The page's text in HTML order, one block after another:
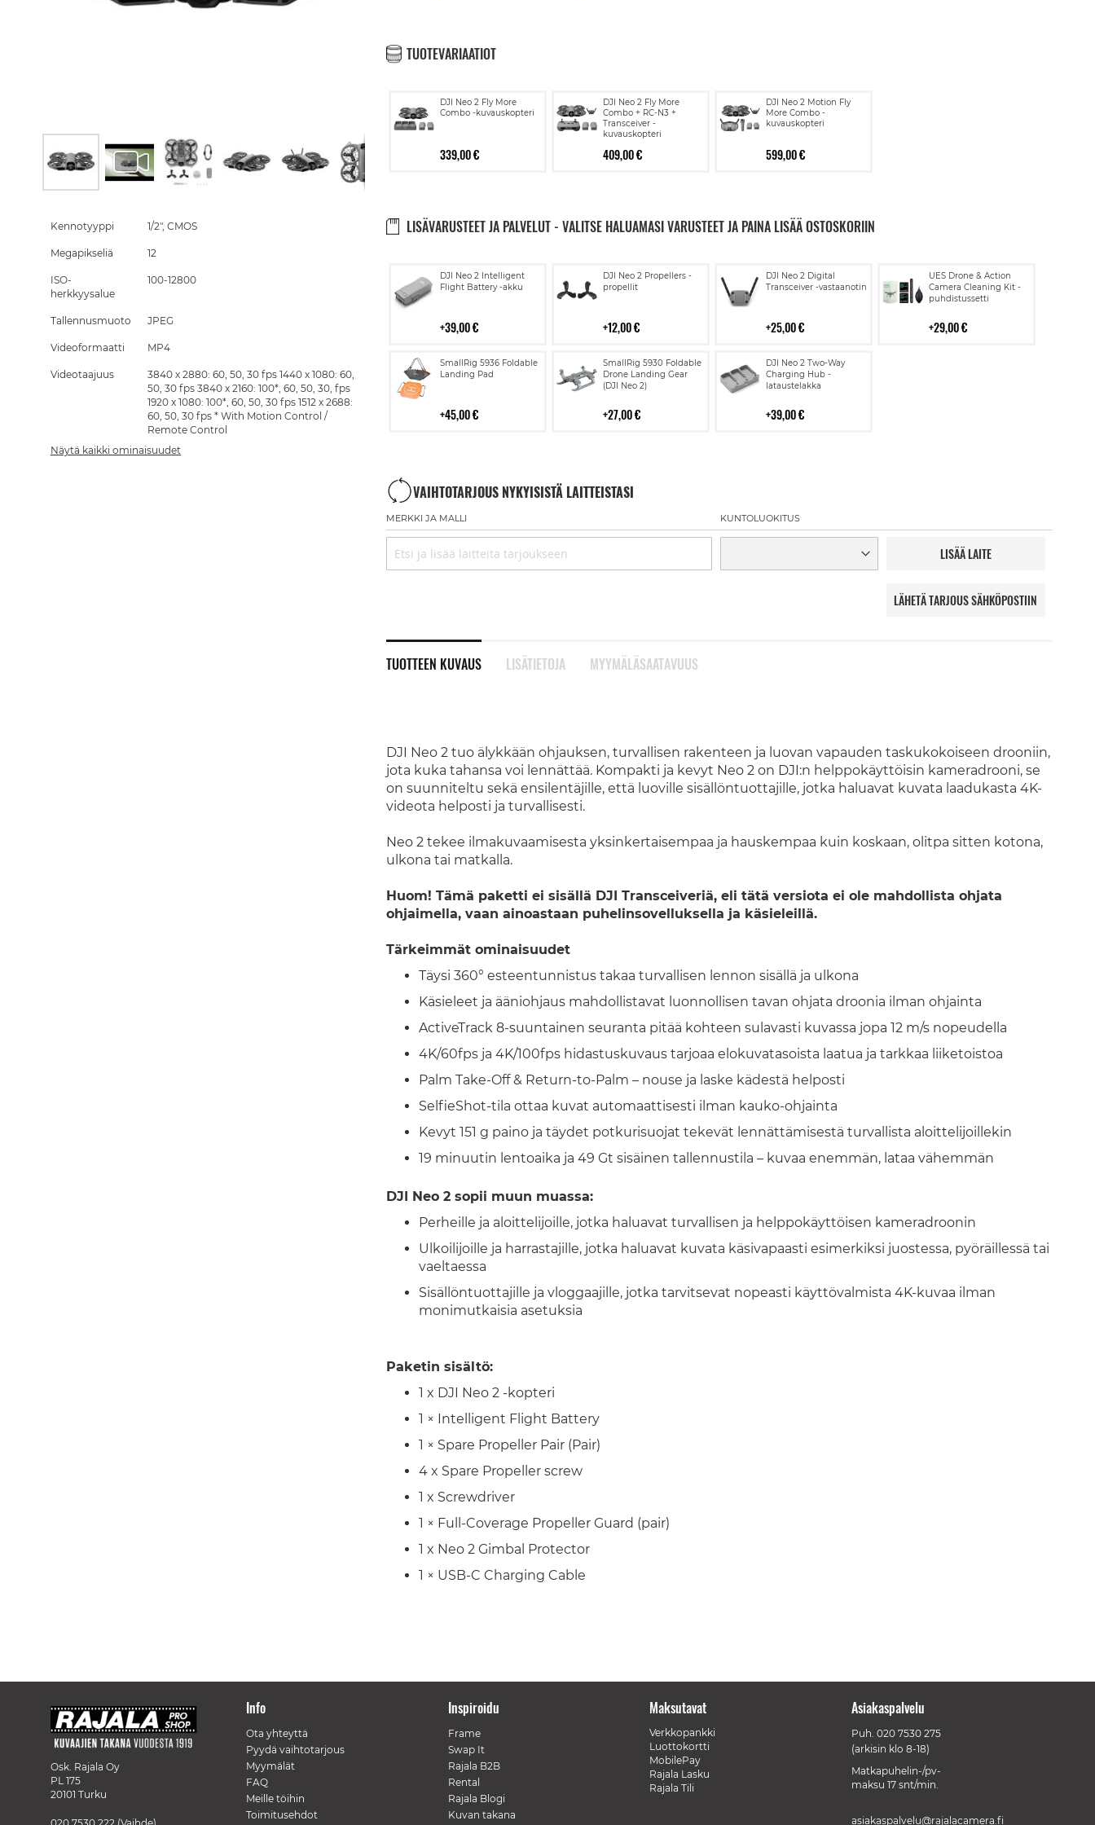
TUOTEVARIAATIOT
DJI Neo 2 Fly More
Combo -kuvauskopteri
339,00 €
DJI Neo 2 Fly More
Combo + RC-N3 +
Transceiver -
kuvauskopteri
409,00 €
DJI Neo 2 Motion Fly
More Combo -
kuvauskopteri
599,00 €
LISÄVARUSTEET JA PALVELUT - VALITSE HALUAMASI VARUSTEET JA PAINA LISÄÄ OSTOSKORIIN
DJI Neo 2 Intelligent
Flight Battery -akku
39,00 €
Lisää
ostoskoriin
DJI Neo 2 Propellers -
propellit
12,00 €
Lisää
ostoskoriin
DJI Neo 2 Digital
Transceiver -vastaanotin
25,00 €
Lisää
ostoskoriin
UES Drone & Action
Camera Cleaning Kit -
puhdistussetti
29,00 €
Lisää
ostoskoriin
SmallRig 5936 Foldable
Landing Pad
45,00 €
Lisää
ostoskoriin
SmallRig 5930 Foldable
Drone Landing Gear
(DJI Neo 2)
27,00 €
Lisää
ostoskoriin
DJI Neo 2 Two-Way
Charging Hub -
lataustelakka
39,00 €
Lisää
ostoskoriin
VAIHTOTARJOUS NYKYISISTÄ LAITTEISTASI
MERKKI JA MALLI KUNTOLUOKITUS
LISÄÄ LAITE
LÄHETÄ TARJOUS SÄHKÖPOSTIIN
TUOTTEEN KUVAUS
DJI Neo 2 tuo älykkään ohjauksen, turvallisen rakenteen ja luovan vapauden taskukokoiseen drooniin,
jota kuka tahansa voi lennättää. Kompakti ja kevyt Neo 2 on DJI:n helppokäyttöisin kameradrooni, se
on suunniteltu sekä ensilentäjille, että luoville sisällöntuottajille, jotka haluavat kuvata laadukasta 4K-
videota helposti ja turvallisesti.
Neo 2 tekee ilmakuvaamisesta yksinkertaisempaa ja hauskempaa kuin koskaan, olitpa sitten kotona,
ulkona tai matkalla.
Huom! Tämä paketti ei sisällä DJI Transceiveriä, eli tätä versiota ei ole mahdollista ohjata
ohjaimella, vaan ainoastaan puhelinsovelluksella ja käsieleillä.
Tärkeimmät ominaisuudet
Täysi 360° esteentunnistus takaa turvallisen lennon sisällä ja ulkona
Käsieleet ja ääniohjaus mahdollistavat luonnollisen tavan ohjata droonia ilman ohjainta
ActiveTrack 8-suuntainen seuranta pitää kohteen sulavasti kuvassa jopa 12 m/s nopeudella
4K/60fps ja 4K/100fps hidastuskuvaus tarjoaa elokuvatasoista laatua ja tarkkaa liiketoistoa
Palm Take-Off & Return-to-Palm – nouse ja laske kädestä helposti
SelfieShot-tila ottaa kuvat automaattisesti ilman kauko-ohjainta
Kevyt 151 g paino ja täydet potkurisuojat tekevät lennättämisestä turvallista aloittelijoillekin
19 minuutin lentoaika ja 49 Gt sisäinen tallennustila – kuvaa enemmän, lataa vähemmän
DJI Neo 2 sopii muun muassa:
Perheille ja aloittelijoille, jotka haluavat turvallisen ja helppokäyttöisen kameradroonin
Ulkoilijoille ja harrastajille, jotka haluavat kuvata käsivapaasti esimerkiksi juostessa, pyöräillessä tai
vaeltaessa
Sisällöntuottajille ja vloggaajille, jotka tarvitsevat nopeasti käyttövalmista 4K-kuvaa ilman
monimutkaisia asetuksia
Paketin sisältö:
1 x DJI Neo 2 -kopteri
1 × Intelligent Flight Battery
1 × Spare Propeller Pair (Pair)
4 x Spare Propeller screw
1 x Screwdriver
1 × Full-Coverage Propeller Guard (pair)
1 x Neo 2 Gimbal Protector
1 × USB-C Charging Cable
LISÄTIETOJA MYYMÄLÄSAATAVUUS
the
images
gallery
Kennotyyppi 1/2", CMOS
Megapikseliä 12
ISO-
herkkyysalue
100-12800
Tallennusmuoto JPEG
Videoformaatti MP4
Videotaajuus
3840 x 2880: 60, 50, 30 fps 1440 x 1080: 60,
50, 30 fps 3840 x 2160: 100*, 60, 50, 30, fps
1920 x 1080: 100*, 60, 50, 30 fps 1512 x 2688:
60, 50, 30 fps * With Motion Control /
Remote Control
Näytä kaikki ominaisuudet
Osk. Rajala Oy
PL 175
20101 Turku
Info
Ota yhteyttä
Pyydä vaihtotarjous
Myymälät
FAQ
Meille töihin
Toimitusehdot
Inspiroidu
Frame
Swap It
Rajala B2B
Rental
Rajala Blogi
Kuvan takana
Maksutavat
Verkkopankki
Luottokortti
MobilePay
Rajala Lasku
Rajala Tili
Asiakaspalvelu
Puh. 020 7530 275
(arkisin klo 8-18)
Matkapuhelin-/pv-
maksu 17 snt/min.
asiakaspalvelu@rajalacamera.fi